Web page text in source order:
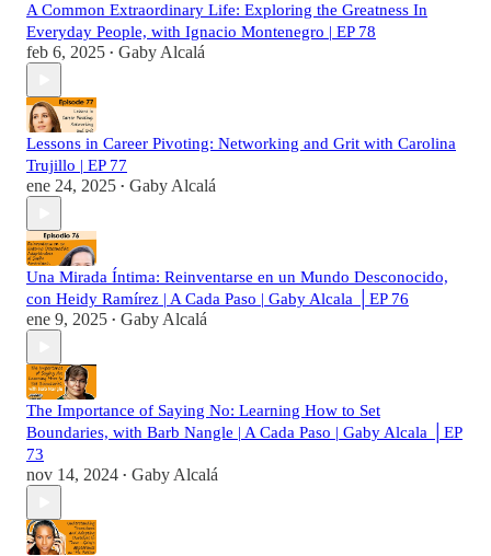
A Common Extraordinary Life: Exploring the Greatness In
Everyday People, with Ignacio Montenegro | EP 78
feb 6, 2025 • Gaby Alcalá
Lessons in Career Pivoting: Networking and Grit with Carolina
Trujillo | EP 77
ene 24, 2025 • Gaby Alcalá
Una Mirada Íntima: Reinventarse en un Mundo Desconocido,
con Heidy Ramírez | A Cada Paso | Gaby Alcala │EP 76
ene 9, 2025 • Gaby Alcalá
The Importance of Saying No: Learning How to Set
Boundaries, with Barb Nangle | A Cada Paso | Gaby Alcala │EP
73
nov 14, 2024 • Gaby Alcalá